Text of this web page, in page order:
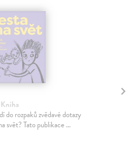
do rozpaků zvědavé dotazy
svět? Tato publikace ...